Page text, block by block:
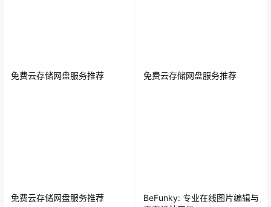
免费云存储网盘服务推荐 免费云存储网盘服务推荐
免费云存储网盘服务推荐
BeFunky: 专业在线图片编辑与